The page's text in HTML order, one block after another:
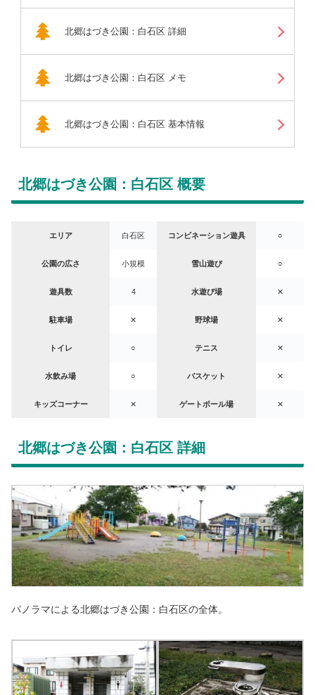
北郷はづき公園：白石区 詳細
北郷はづき公園：白石区 メモ
北郷はづき公園：白石区 基本情報
北郷はづき公園：白石区 概要
エリア 白石区 コンビネーション遊具 ○
公園の広さ 小規模 雪山遊び ○
遊具数 4 水遊び場 ✕
駐車場 ✕ 野球場 ✕
トイレ ○ テニス ✕
水飲み場 ○ バスケット ✕
キッズコーナー ✕ ゲートボール場 ✕
北郷はづき公園：白石区 詳細
パノラマによる北郷はづき公園：白石区の全体。